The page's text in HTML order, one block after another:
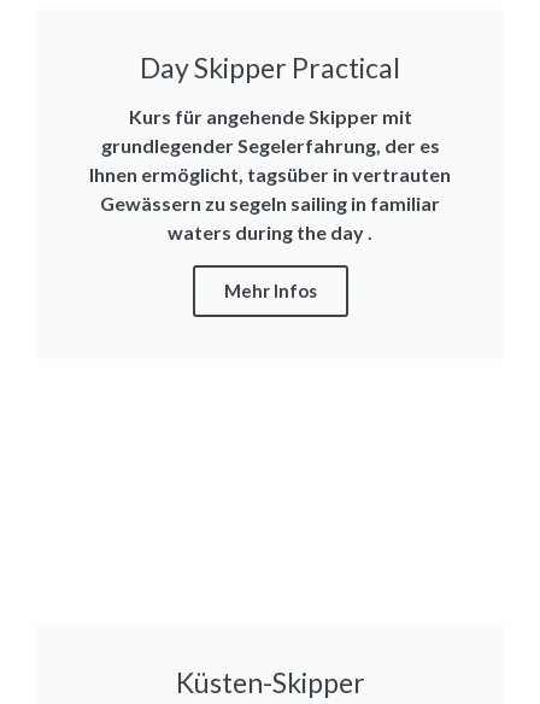
Day Skipper Practical
Kurs für angehende Skipper mit
grundlegender Segelerfahrung, der es
Ihnen ermöglicht, tagsüber in vertrauten
Gewässern zu segeln sailing in familiar
waters during the day .
Mehr Infos
Küsten-Skipper